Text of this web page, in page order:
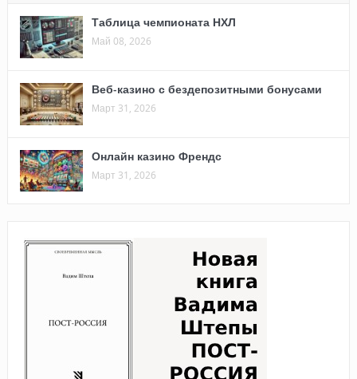
Таблица чемпионата НХЛ
Май 08, 2026
Веб-казино с бездепозитными бонусами
Март 31, 2026
Онлайн казино Френдс
Март 31, 2026